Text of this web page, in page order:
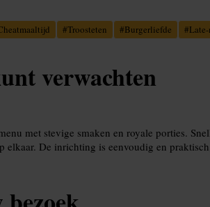
#Troosteten #Burgerliefde #
verwachten
met stevige smaken en royale porties.
elkaar. De inrichting is eenvoudig en